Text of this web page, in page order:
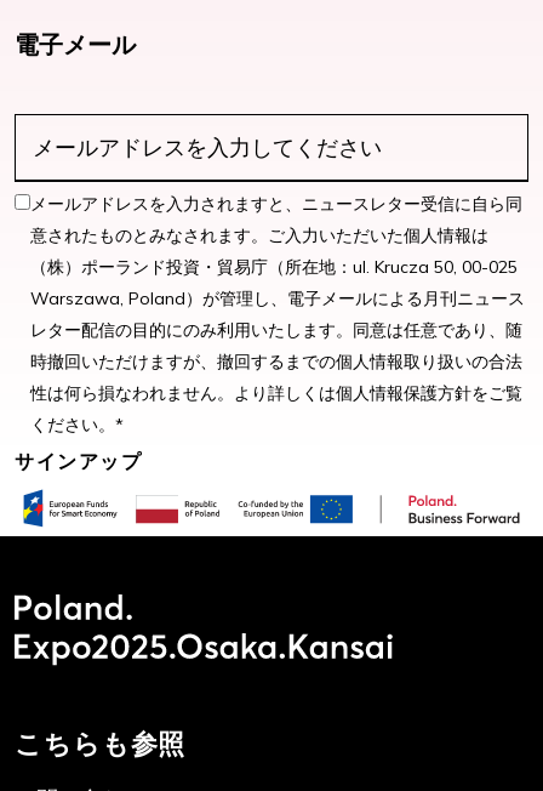
電子メール
メールアドレスを入力されますと、ニュースレター受信に自ら同
意されたものとみなされます。ご入力いただいた個人情報は
（株）ポーランド投資・貿易庁（所在地：ul. Krucza 50, 00-025
Warszawa, Poland）が管理し、電子メールによる月刊ニュース
レター配信の目的にのみ利用いたします。同意は任意であり、随
時撤回いただけますが、撤回するまでの個人情報取り扱いの合法
性は何ら損なわれません。より詳しくは個人情報保護方針をご覧
ください。*
こちらも参照